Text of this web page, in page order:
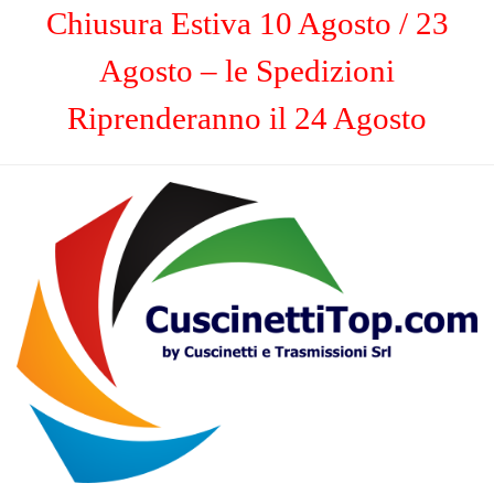
Chiusura Estiva 10 Agosto / 23
Agosto – le Spedizioni
Riprenderanno il 24 Agosto